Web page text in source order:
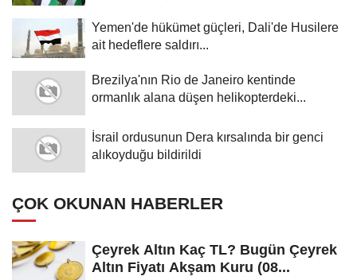
Yemen'de hükümet güçleri, Dali'de Husilere
ait hedeflere saldırı...
Brezilya'nın Rio de Janeiro kentinde
ormanlık alana düşen helikopterdeki...
İsrail ordusunun Dera kırsalında bir genci
alıkoyduğu bildirildi
ÇOK OKUNAN HABERLER
Çeyrek Altın Kaç TL? Bugün Çeyrek
Altın Fiyatı Akşam Kuru (08...